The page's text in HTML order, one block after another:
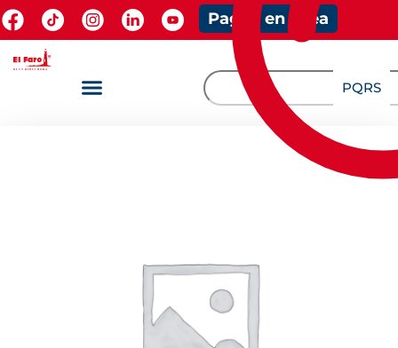
Pagos en línea
PQRS